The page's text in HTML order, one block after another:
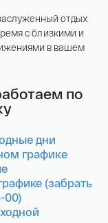
отдых
с близкими и
в вашем
по
дни
графике
(забрать
00)
монета
рублей